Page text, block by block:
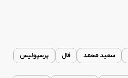
سعید محمد فال پرسپولیس